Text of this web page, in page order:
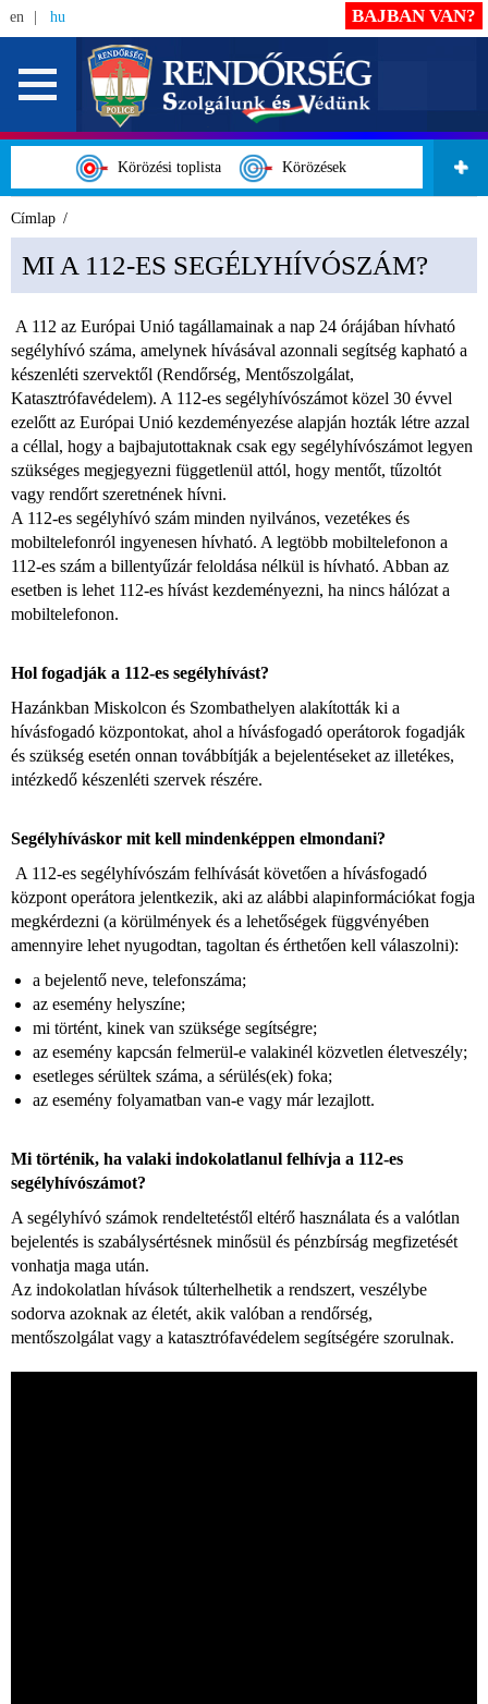
en hu
Körözési toplista Körözések
BAJBAN VAN?
Címlap
MI A 112-ES SEGÉLYHÍVÓSZÁM?
A 112 az Európai Unió tagállamainak a nap 24 órájában hívható
segélyhívó száma, amelynek hívásával azonnali segítség kapható a
készenléti szervektől (Rendőrség, Mentőszolgálat,
Katasztrófavédelem). A 112-es segélyhívószámot közel 30 évvel
ezelőtt az Európai Unió kezdeményezése alapján hozták létre azzal
a céllal, hogy a bajbajutottaknak csak egy segélyhívószámot legyen
szükséges megjegyezni függetlenül attól, hogy mentőt, tűzoltót
vagy rendőrt szeretnének hívni.
A 112-es segélyhívó szám minden nyilvános, vezetékes és
mobiltelefonról ingyenesen hívható. A legtöbb mobiltelefonon a
112-es szám a billentyűzár feloldása nélkül is hívható. Abban az
esetben is lehet 112-es hívást kezdeményezni, ha nincs hálózat a
mobiltelefonon.
Hol fogadják a 112-es segélyhívást?
Hazánkban Miskolcon és Szombathelyen alakították ki a
hívásfogadó központokat, ahol a hívásfogadó operátorok fogadják
és szükség esetén onnan továbbítják a bejelentéseket az illetékes,
intézkedő készenléti szervek részére.
Segélyhíváskor mit kell mindenképpen elmondani?
A 112-es segélyhívószám felhívását követően a hívásfogadó
központ operátora jelentkezik, aki az alábbi alapinformációkat fogja
megkérdezni (a körülmények és a lehetőségek függvényében
amennyire lehet nyugodtan, tagoltan és érthetően kell válaszolni):
a bejelentő neve, telefonszáma;
az esemény helyszíne;
mi történt, kinek van szüksége segítségre;
az esemény kapcsán felmerül-e valakinél közvetlen életveszély;
esetleges sérültek száma, a sérülés(ek) foka;
az esemény folyamatban van-e vagy már lezajlott.
Mi történik, ha valaki indokolatlanul felhívja a 112-es
segélyhívószámot?
A segélyhívó számok rendeltetéstől eltérő használata és a valótlan
bejelentés is szabálysértésnek minősül és pénzbírság megfizetését
vonhatja maga után.
Az indokolatlan hívások túlterhelhetik a rendszert, veszélybe
sodorva azoknak az életét, akik valóban a rendőrség,
mentőszolgálat vagy a katasztrófavédelem segítségére szorulnak.